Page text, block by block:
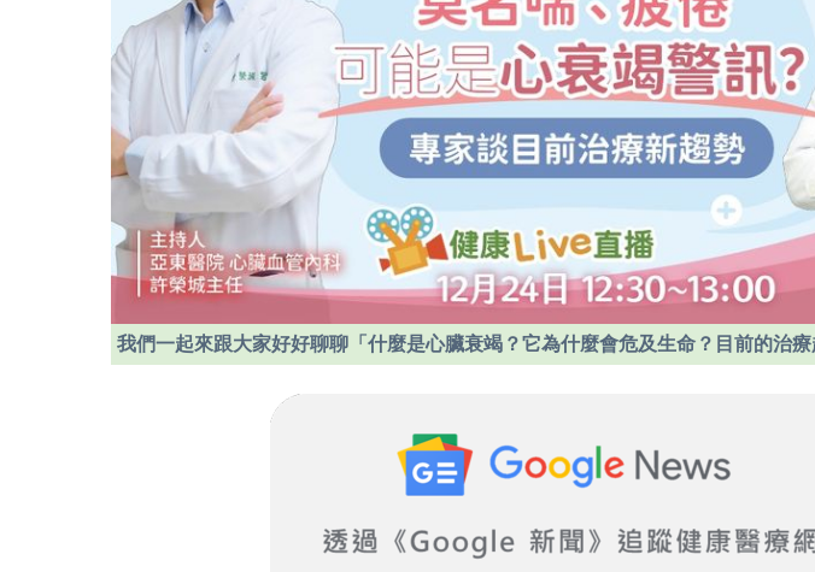
我們一起來跟大家好好聊聊「什麼是心臟衰竭？它為什麼會危及生命？目前的治療